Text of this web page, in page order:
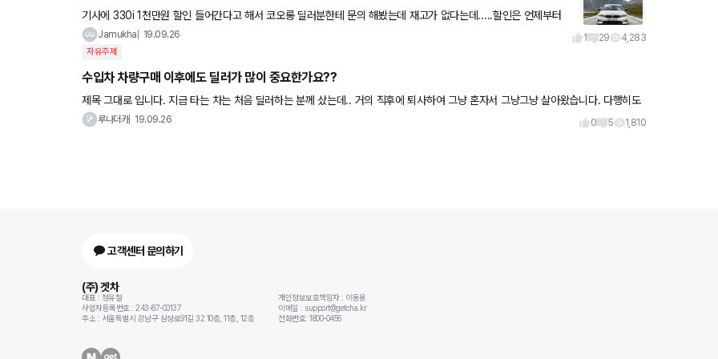
기사에 330i 1천만원 할인 들어간다고 해서 코오롱 딜러분한테 문의 해봤는데 재고가 없다는데.....할인은 언제부터
한건데 재고가 없나요?
Jamukha 19.09.26 1 29 4,283
자유주제
수입차 차량구매 이후에도 딜러가 많이 중요한가요??
제목 그대로 입니다. 지금 타는 차는 처음 딜러하는 분께 샀는데.. 거의 직후에 퇴사하여 그냥 혼자서 그냥그냥 살아왔습니다. 다행히도
차가 별다른 말썽이 없어서 문제가 없었나 봅니다. 지금
루나더카 19.09.26 0 5 1,810
고객센터 문의하기
(주) 겟차
대표 : 정유철
사업자등록번호 : 243-87-00137
주소 : 서울특별시 강남구 삼성로91길 32 10층, 11층, 12층
개인정보보호책임자 : 이동용
이메일 : support@getcha.kr
전화번호: 1800-0456